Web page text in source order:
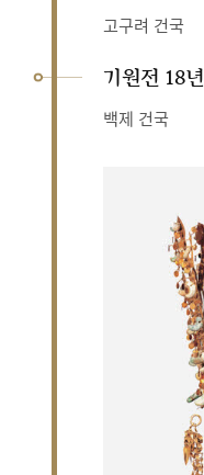
고구려 건국
기원전 18년
백제 건국